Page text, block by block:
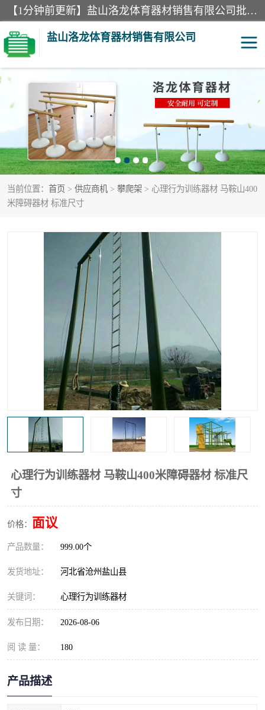
【1分钟前更新】盐山洛龙体育器材销售有限公司批量供应：300米障碍器材、400米障碍器材、部队训练器材、双杠、体操垫、舞蹈把杆等产品。盐山洛龙体育器材销售有限公司经过多年的发展，集研发，生产，销售，售后服务为一体. 奉行“质量，信誉，服务”的宗旨，以开拓创新的精神和真诚守信的态度积极进取。
盐山洛龙体育器材销售有限公司
当前位置： 首页 > 供应商机 > 攀爬架 > 心理行为训练器材 马鞍山400
米障碍器材 标准尺寸
心理行为训练器材 马鞍山400米障碍器材 标准尺
寸
价格： 面议
产品数量： 999.00个
发货地址： 河北省沧州盐山县
关键词： 心理行为训练器材
发布日期： 2026-08-06
阅 读 量： 180
产品描述
单双杠 舞蹈把杆
400米障碍器材 体操垫
300米障碍器材 攀爬架
塑胶跑道 400米障碍器材1